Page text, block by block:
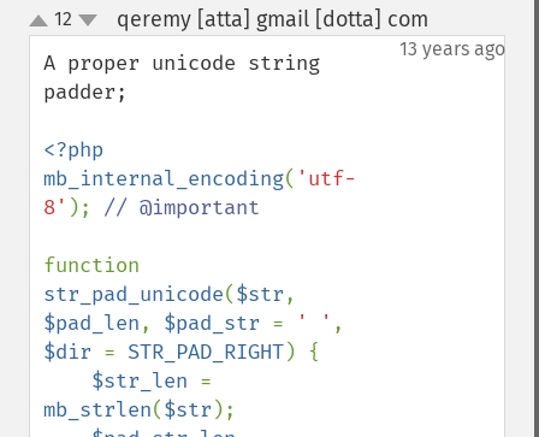
up
down
12 qeremy [atta] gmail [dotta] com
13 years ago
A proper unicode string
padder;
<?php
mb_internal_encoding( 'utf-
8' ); // @important
str_pad_unicode($str
$pad_len, $pad_str = ' '
$dir = STR_PAD_RIGHT) {
$str_len
mb_strlen($str );